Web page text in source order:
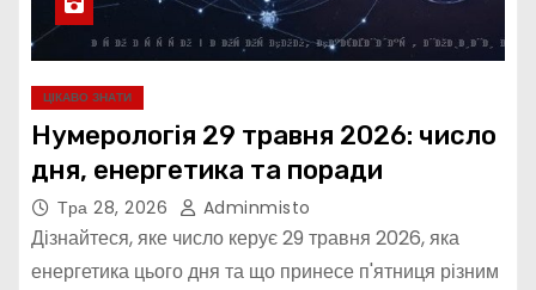
ЦІКАВО ЗНАТИ
Нумерологія 29 травня 2026: число
дня, енергетика та поради
Тра 28, 2026 Adminmisto
Дізнайтеся, яке число керує 29 травня 2026, яка
енергетика цього дня та що принесе п'ятниця різним